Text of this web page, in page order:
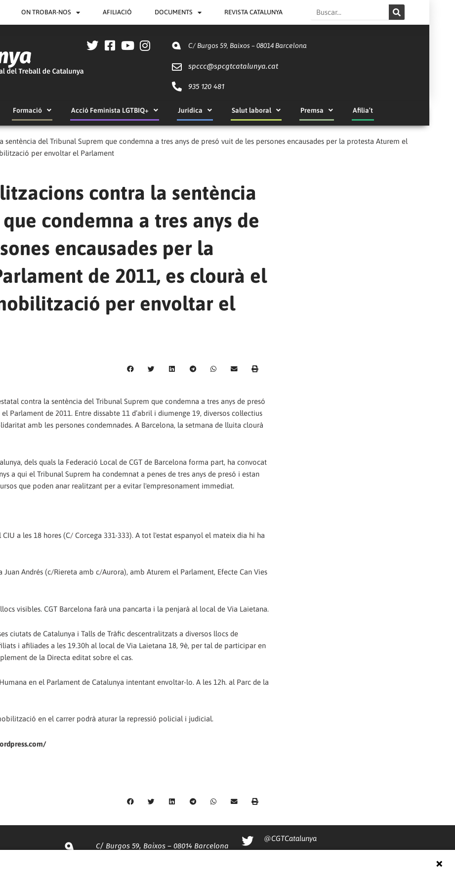
ON TROBAR-NOS AFILIACIÓ DOCUMENTS REVISTA CATALUNYA Search
C/ Burgos 59, Baixos – 08014 Barcelona
spccc@spcgtcatalunya.cat
935 120 481
Formació Acció Feminista LGTBIQ+ Jurídica Salut laboral Premsa Afilia’t
del Tribunal Suprem que condemna a tres anys de presó vuit de les persones encausades per la protesta Aturem el
per envoltar el Parlament
contra la sentència
condemna a tres anys de
encausades per la
de 2011, es clourà el
per envoltar el
contra la sentència del Tribunal Suprem que condemna a tres anys de presó
Parlament de 2011. Entre dissabte 11 d’abril i diumenge 19, diversos col·lectius
amb les persones condemnades. A Barcelona, la setmana de lluita clourà
dels quals la Federació Local de CGT de Barcelona forma part, ha convocat
a qui el Tribunal Suprem ha condemnat a penes de tres anys de presó i estan
que poden anar realitzant per a evitar l'empresonament immediat.
a les 18 hores (C/ Corcega 331-333). A tot l'estat espanyol el mateix dia hi ha
Andrés (c/Riereta amb c/Aurora), amb Aturem el Parlament, Efecte Can Vies
visibles. CGT Barcelona farà una pancarta i la penjarà al local de Via Laietana.
ciutats de Catalunya i Talls de Tràfic descentralitzats a diversos llocs de
i afiliades a les 19.30h al local de Via Laietana 18, 9è, per tal de participar en
de la Directa editat sobre el cas.
en el Parlament de Catalunya intentant envoltar-lo. A les 12h. al Parc de la
en el carrer podrà aturar la repressió policial i judicial.
C/ Burgos 59, Baixos – 08014 Barcelona
@CGTCatalunya